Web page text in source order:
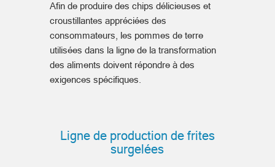
Afin de produire des chips délicieuses et
croustillantes appréciées des
consommateurs, les pommes de terre
utilisées dans la ligne de la transformation
des aliments doivent répondre à des
exigences spécifiques.
Ligne de production de frites
surgelées